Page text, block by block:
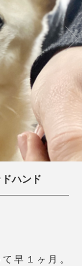
ハンド
早１ヶ月。